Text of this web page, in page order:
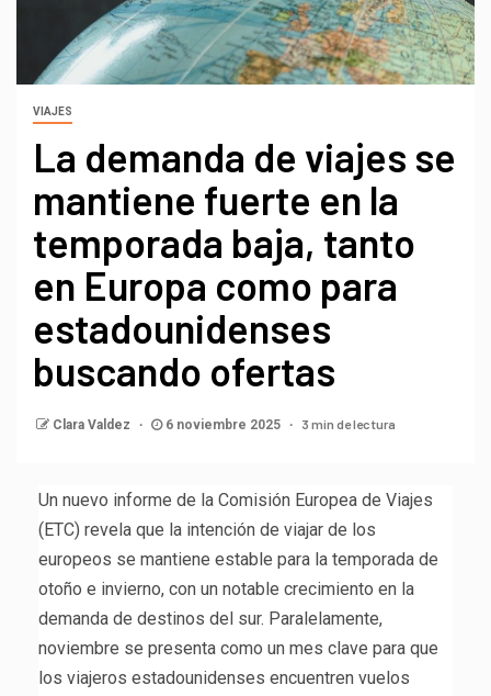
VIAJES
La demanda de viajes se
mantiene fuerte en la
temporada baja, tanto
en Europa como para
estadounidenses
buscando ofertas
Clara Valdez 6 noviembre 2025 3 min de lectura
Un nuevo informe de la Comisión Europea de Viajes
(ETC) revela que la intención de viajar de los
europeos se mantiene estable para la temporada de
otoño e invierno, con un notable crecimiento en la
demanda de destinos del sur. Paralelamente,
noviembre se presenta como un mes clave para que
los viajeros estadounidenses encuentren vuelos